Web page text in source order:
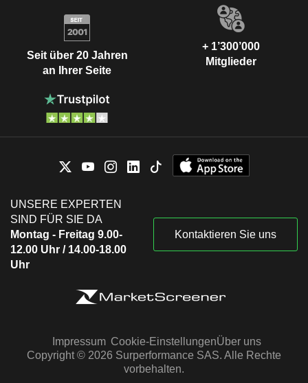
Seit über 20 Jahren
an Ihrer Seite
+ 1’300’000
Mitglieder
UNSERE EXPERTEN
SIND FÜR SIE DA
Montag - Freitag 9.00-
12.00 Uhr / 14.00-18.00
Uhr
Kontaktieren Sie uns
Impressum Cookie-EinstellungenÜber uns
Copyright © 2026 Surperformance SAS. Alle Rechte
vorbehalten.